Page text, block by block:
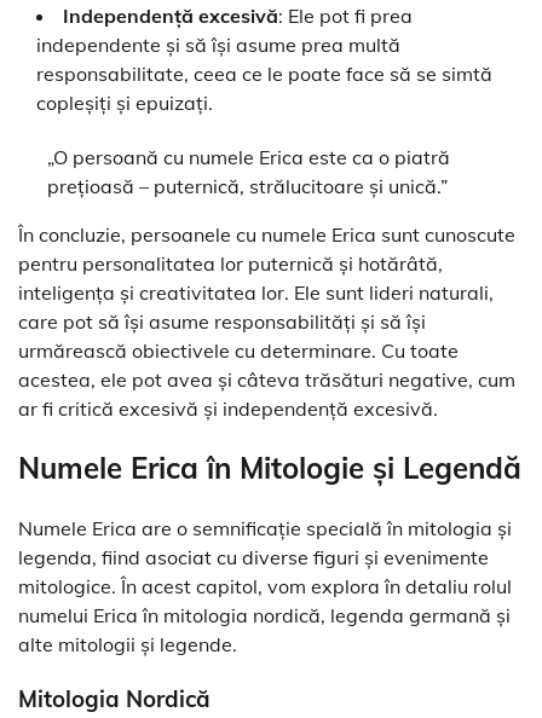
Independență excesivă: Ele pot fi prea
independente și să își asume prea multă
responsabilitate, ceea ce le poate face să se simtă
copleșiți și epuizați.
„O persoană cu numele Erica este ca o piatră
prețioasă – puternică, strălucitoare și unică.”
În concluzie, persoanele cu numele Erica sunt cunoscute
pentru personalitatea lor puternică și hotărâtă,
inteligența și creativitatea lor. Ele sunt lideri naturali,
care pot să își asume responsabilități și să își
urmărească obiectivele cu determinare. Cu toate
acestea, ele pot avea și câteva trăsături negative, cum
ar fi critică excesivă și independență excesivă.
Numele Erica în Mitologie și Legendă
Numele Erica are o semnificație specială în mitologia și
legenda, fiind asociat cu diverse figuri și evenimente
mitologice. În acest capitol, vom explora în detaliu rolul
numelui Erica în mitologia nordică, legenda germană și
alte mitologii și legende.
Mitologia Nordică